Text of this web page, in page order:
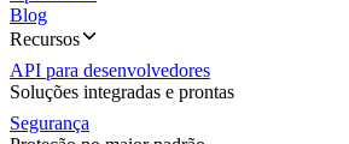
Blog
Recursos
API para desenvolvedores
Soluções integradas e prontas
Segurança